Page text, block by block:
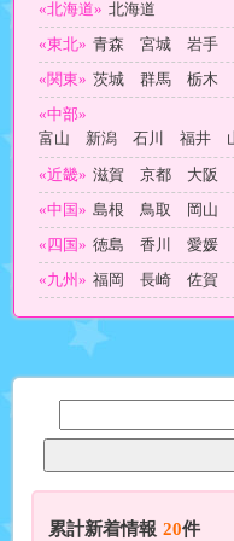
«北海道» 北海道
«東北» 青森 宮城 岩手
«関東» 茨城 群馬 栃木
«中部»
富山 新潟 石川 福井
«近畿» 滋賀 京都 大阪
«中国» 島根 鳥取 岡山
«四国» 徳島 香川 愛媛
«九州» 福岡 長崎 佐賀
累計新着情報 20件